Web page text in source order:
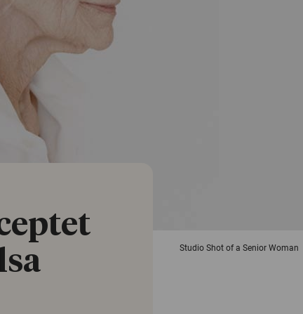
Studio Shot of a Senior Woman